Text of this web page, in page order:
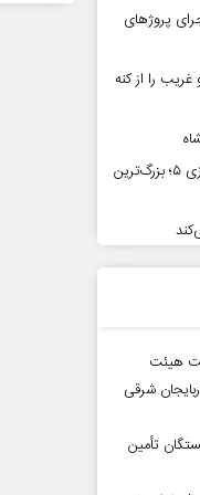
پروژهای
را از کنه
فروش خیره‌کننده داستان اسباب‌بازی ۵؛ بزرگ‌ترین
هیئت
شرقی
تأمین
حقیقت
کل روابط عمومی